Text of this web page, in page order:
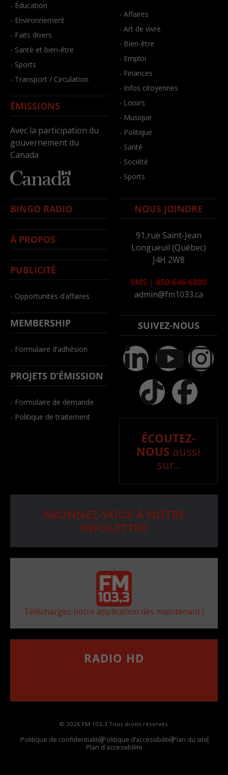
- Éducation
- Environnement
- Faits divers
- Santé et bien-être
- Sports
- Transport / Circulation
ÉMISSIONS
Avec la participation du
gouvernement du
Canada
- Affaires
- Art de vivre
- Bien-être
- Emploi
- Finances
- Infos citoyennes
- Loisirs
- Musique
- Politique
- Santé
- Société
- Sports
BINGO RADIO
À PROPOS
PUBLICITÉ
- Opportunités d’affaires
MEMBERSHIP
- Formulaire d’adhésion
PROJETS D’ÉMISSION
- Formulaire de demande
- Politique de traitement
NOUS JOINDRE
91,rue Saint-Jean
Longueuil (Québec)
J4H 2W8
SMS | 450-646-6800
admin@fm1033.ca
SUIVEZ-NOUS
ÉCOUTEZ-
NOUS aussi
sur..
ABONNEZ-VOUS À NOTRE
INFOLETTRE
Téléchargez notre application dès maintenant !
RADIO HD
© 2026 FM 103,3 Tous droits réservés.
Politique de confidentialitéPolitique d’accessibilitéPlan du site
Plan d'accessibilite